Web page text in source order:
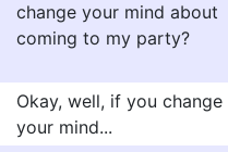
change your mind about
coming to my party?
Okay, well, if you change
your mind...